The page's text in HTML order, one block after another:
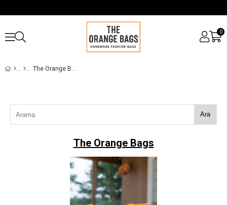
0
The Orange Bags
Ara
The Orange Bags